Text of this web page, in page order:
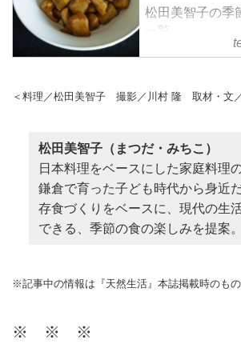
松田美智子の季
一覧
＜料理／松田美智子 撮影／川村 隆 取材・文
松田美智子（まつだ・みちこ）
日本料理をベースにした家庭料理
鎌倉で育った子ども時代から身近
存食づくりをベースに、現代の生
できる、季節の食の楽しみを提案。
※記事中の情報は『天然生活』本誌掲載時のも
※ ※ ※